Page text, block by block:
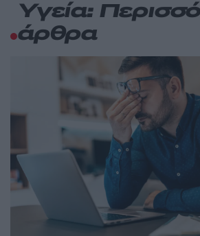
Υγεία:
άρθρα